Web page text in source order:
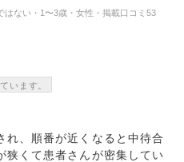
はない・1〜3歳・女性・掲載口コミ53
います。
れ、順番が近くなると中待合
狭くて患者さんが密集してい